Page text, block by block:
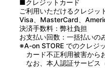
3：土曜日・真夏の夕方の
4：茶室
5：一階廊下
6：喜助の回想シーン・玄一
7：一階廊下
8：食堂・その日の夜
9：玄一郎の部屋・夜
■クレジットカード
ご利用いただけるクレジッ
Visa、MasterCard、
決済手数料：弊社負担
お支払い回数：一括払いの
※A-on STORE でのクレジ
カード不正利用被害から
なお、本人認証サービス